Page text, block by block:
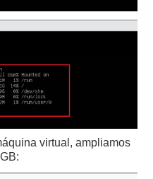
virtual, ampliamos